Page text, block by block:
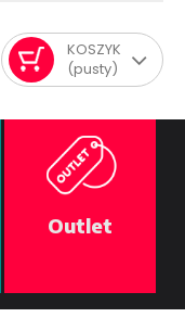
KOSZYK
(pusty)
Outlet